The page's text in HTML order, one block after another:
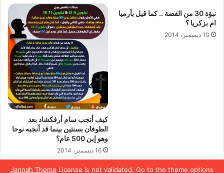
Jannah Theme License is not validated, Go to the theme options
نبؤة 30 من الفضة .. كما قيل بأرميا
ام بزكريا ؟
10 ديسمبر، 2014
كيف أنجب سام أرفكشاد بعد
الطوفان بسنتين بينما قد أنجبه نوحا
وهو إبن 500 عام؟
16 ديسمبر، 2014